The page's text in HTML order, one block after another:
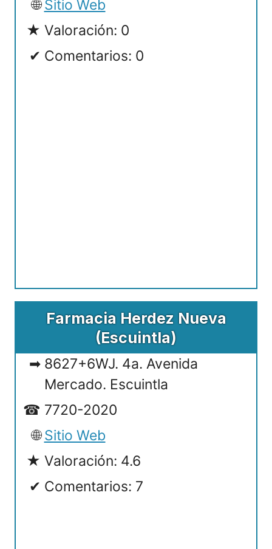
Sitio Web
Valoración: 0
Comentarios: 0
Farmacia Herdez Nueva
(Escuintla)
8627+6WJ. 4a. Avenida
Mercado. Escuintla
7720-2020
Sitio Web
Valoración: 4.6
Comentarios: 7